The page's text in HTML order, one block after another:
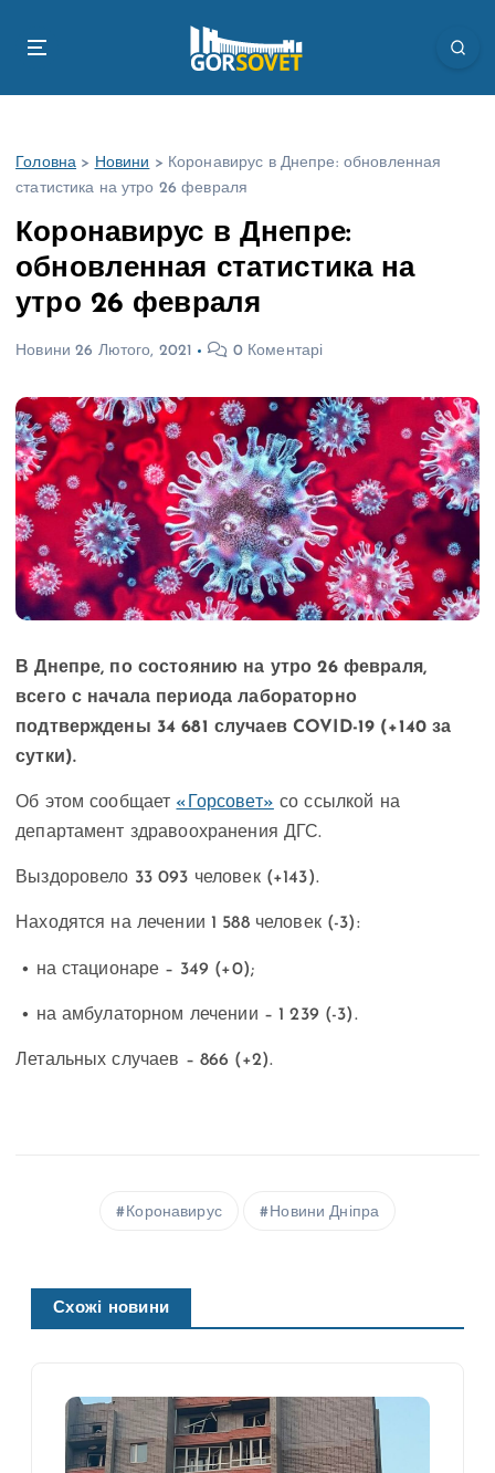
Головна > Новини > Коронавирус в Днепре: обновленная
статистика на утро 26 февраля
Коронавирус в Днепре:
обновленная статистика на
утро 26 февраля
Новини 26 Лютого, 2021 0 Коментарі
В Днепре, по состоянию на утро 26 февраля,
всего с начала периода лабораторно
подтверждены 34 681 случаев COVID-19 (+140 за
сутки).
Об этом сообщает «Горсовет» со ссылкой на
департамент здравоохранения ДГС.
Выздоровело 33 093 человек (+143).
Находятся на лечении 1 588 человек (-3):
• на стационаре – 349 (+0);
• на амбулаторном лечении – 1 239 (-3).
Летальных случаев – 866 (+2).
Коронавирус Новини Дніпра
Схожі новини